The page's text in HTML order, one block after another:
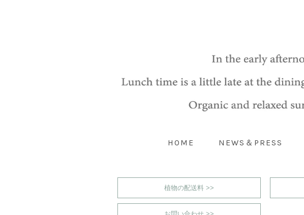
HOME NEWS＆PRESS
植物の配送料 >>